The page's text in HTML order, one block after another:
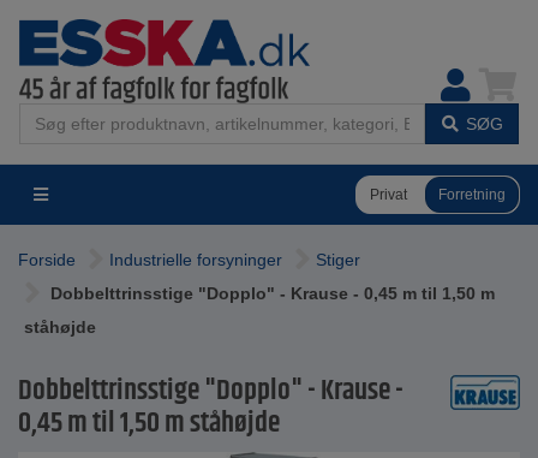
SØG
Privat Forretning
Forside Industrielle forsyninger
Stiger
Dobbelttrinsstige "Dopplo" - Krause - 0,45 m til 1,50 m
ståhøjde
Dobbelttrinsstige "Dopplo" - Krause -
0,45 m til 1,50 m ståhøjde